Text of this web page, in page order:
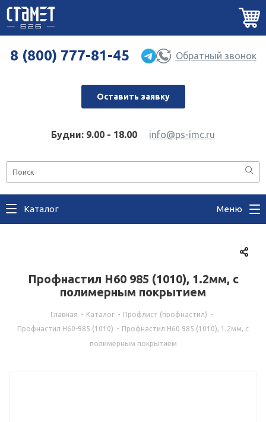
8 (800) 777-81-45 Обратный звонок
Оставить заявку
Будни: 9.00 - 18.00 info@ps-imc.ru
Каталог Меню
Профнастил Н60 985 (1010), 1.2мм, с
полимерным покрытием
Главная - Каталог - Профлист (профнастил) -
Профнастил Н60-985 (1010) - Профнастил Н60 985 (1010), 1.2мм, с
полимерным покрытием